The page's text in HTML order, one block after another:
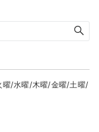
曜/水曜/木曜/金曜/土曜/